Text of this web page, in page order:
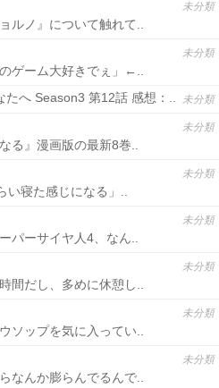
未分類
ルノ』について触れて..
未分類
ゲーム大好きでぇ」←..
未分類
たへ Season3 第12話 感想：..
未分類
る』漫画版の最新8巻..
未分類
い寝た感じになる」..
未分類
パーサイヤ人4、なん..
未分類
間だし、多めに休憩し..
未分類
ソップを気に入ってい..
未分類
なんか膨らんでるんで..